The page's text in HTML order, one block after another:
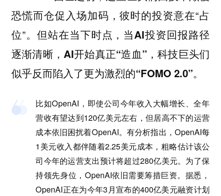
恐慌而仓促入场加码，彼时的投资意在“占
位”。但站在当下时点， 当AI投资回报路径
逐渐清晰，AI开始真正“造血”，科技巨头们
似乎反而陷入了更为激烈的“FOMO 2.0”。
比如OpenAI，即使公司今年收入大幅增长、全年
营收有望达到120亿美元左右，但居高不下的运营
成本依旧困扰着OpenAI。有分析指出， OpenAI每
1美元收入都伴随着2.25美元成本，粗略估计该公
司今年的运营支出预计将超过280亿美元。 为了保
持领先身位，OpenAI依旧需要筹措巨资。据悉，
OpenAI正在为今年3月宣布的400亿美元融资计划